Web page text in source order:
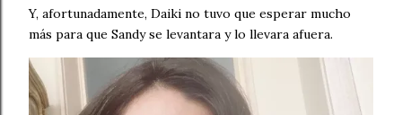
Y, afortunadamente, Daiki no tuvo que esperar mucho
más para que Sandy se levantara y lo llevara afuera.